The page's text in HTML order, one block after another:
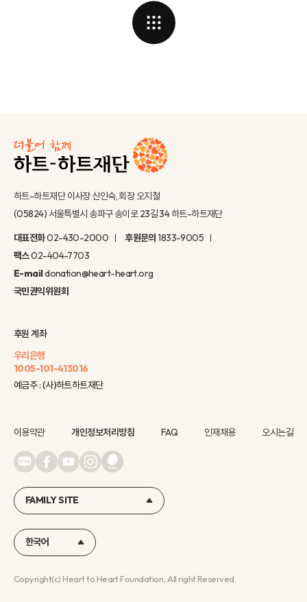
하트-하트재단 이사장 신인숙, 회장 오지철
(05824) 서울특별시 송파구 송이로 23길 34 하트-하트재단
대표전화02-430-2000 후원문의1833-9005
팩스02-404-7703
E-maildonation@heart-heart.org
국민권익위원회
후원 계좌
우리은행
1005-101-413016
예금주 : (사)하트하트재단
Copyright(c) Heart to Heart Foundation, All right Reserved.
이용약관 개인정보처리방침 FAQ 인재채용 오시는길
FAMILY SITE
한국어